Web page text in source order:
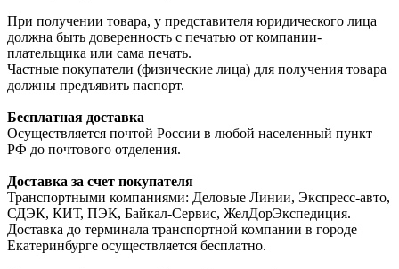
При получении товара, у представителя юридического лица
должна быть доверенность с печатью от компании-
плательщика или сама печать.
Частные покупатели (физические лица) для получения товара
должны предъявить паспорт.
Бесплатная доставка
Осуществляется почтой России в любой населенный пункт
РФ до почтового отделения.
Доставка за счет покупателя
Транспортными компаниями: Деловые Линии, Экспресс-авто,
СДЭК, КИТ, ПЭК, Байкал-Сервис, ЖелДорЭкспедиция.
Доставка до терминала транспортной компании в городе
Екатеринбурге осуществляется бесплатно.